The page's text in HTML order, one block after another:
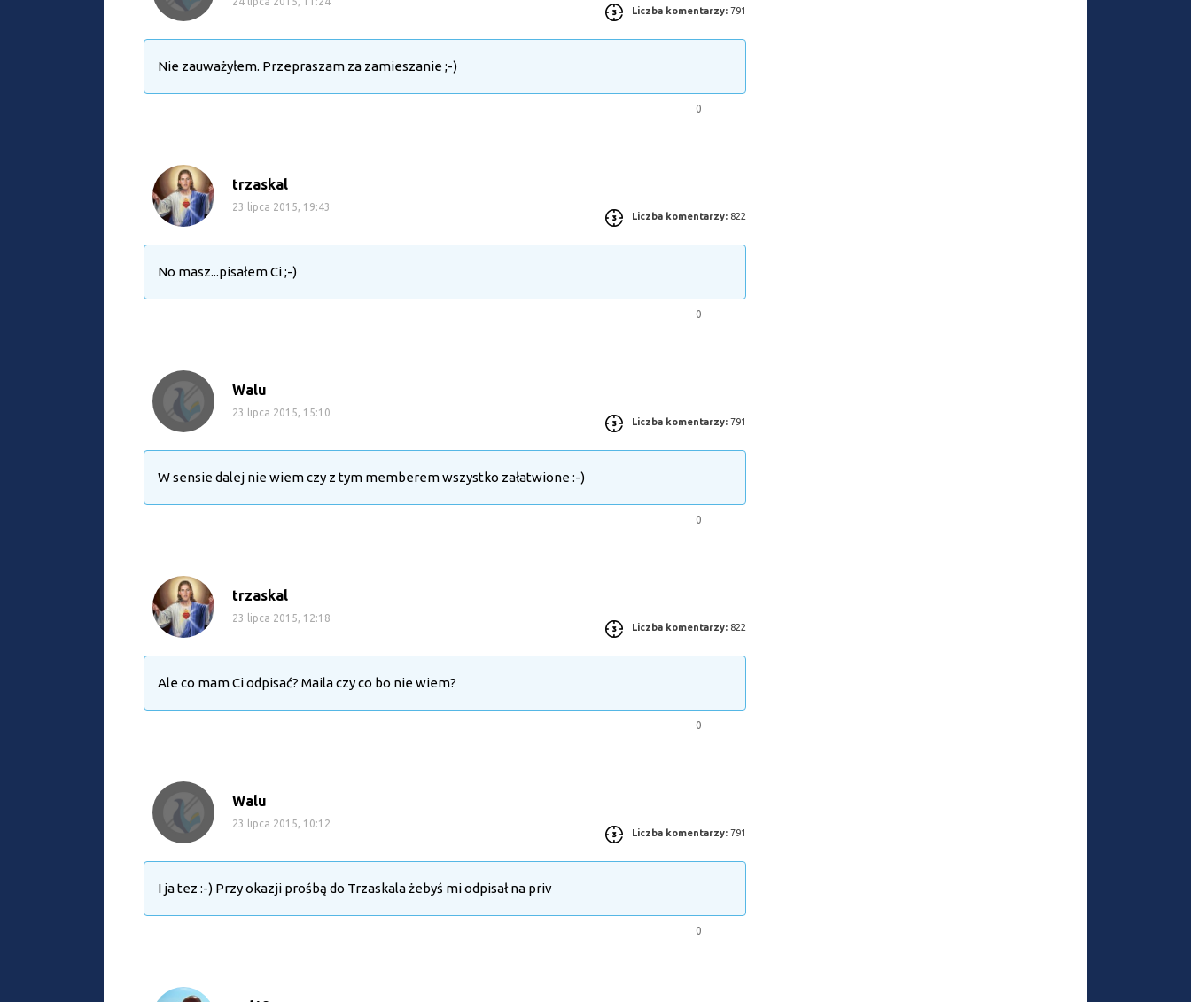
Liczba komentarzy: 791
Nie zauważyłem. Przepraszam za zamieszanie ;-)
0
trzaskal
23 lipca 2015, 19:43
Liczba komentarzy: 822
No masz...pisałem Ci ;-)
0
Walu
23 lipca 2015, 15:10
Liczba komentarzy: 791
W sensie dalej nie wiem czy z tym memberem wszystko załatwione :-)
0
trzaskal
23 lipca 2015, 12:18
Liczba komentarzy: 822
Ale co mam Ci odpisać? Maila czy co bo nie wiem?
0
Walu
23 lipca 2015, 10:12
Liczba komentarzy: 791
I ja tez :-) Przy okazji prośbą do Trzaskala żebyś mi odpisał na priv
0